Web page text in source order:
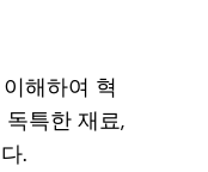
해하여 혁
특한 재료,
.